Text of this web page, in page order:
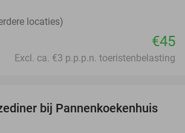
locaties)
€45
Excl. ca. €3 p.p.p.n. toeristenbelasting
42%
bij Pannenkoekenhuis